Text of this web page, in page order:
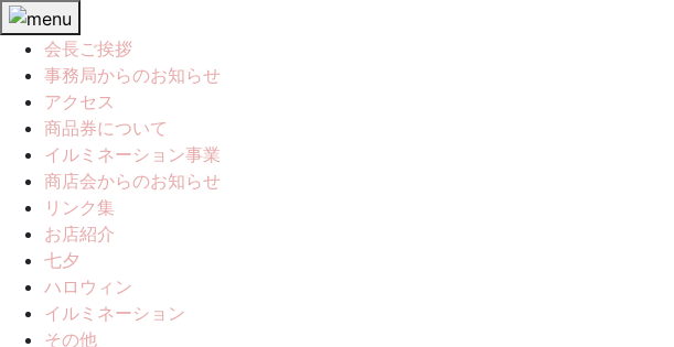
会長ご挨拶
事務局からのお知らせ
アクセス
商品券について
イルミネーション事業
商店会からのお知らせ
リンク集
お店紹介
七夕
ハロウィン
イルミネーション
その他